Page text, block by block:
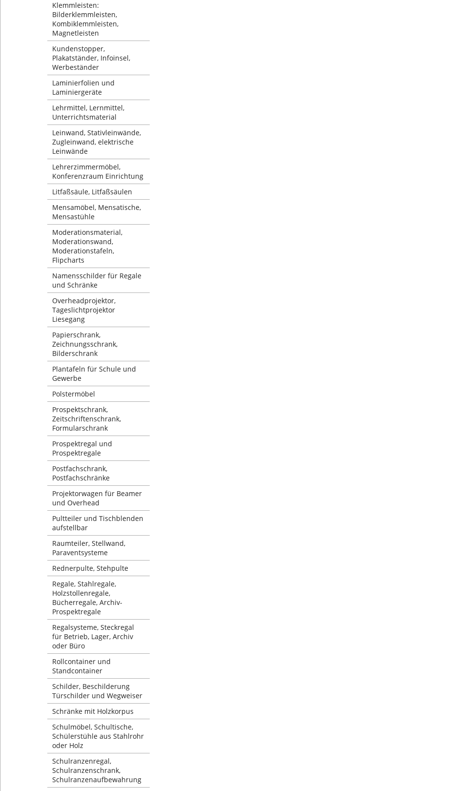
Klemmleisten:
Bilderklemmleisten,
Kombiklemmleisten,
Magnetleisten
Kundenstopper,
Plakatständer, Infoinsel,
Werbeständer
Laminierfolien und
Laminiergeräte
Lehrmittel, Lernmittel,
Unterrichtsmaterial
Leinwand, Stativleinwände,
Zugleinwand, elektrische
Leinwände
Lehrerzimmermöbel,
Konferenzraum Einrichtung
Litfaßsäule, Litfaßsäulen
Mensamöbel, Mensatische,
Mensastühle
Moderationsmaterial,
Moderationswand,
Moderationstafeln,
Flipcharts
Namensschilder für Regale
und Schränke
Overheadprojektor,
Tageslichtprojektor
Liesegang
Papierschrank,
Zeichnungsschrank,
Bilderschrank
Plantafeln für Schule und
Gewerbe
Polstermöbel
Prospektschrank,
Zeitschriftenschrank,
Formularschrank
Prospektregal und
Prospektregale
Postfachschrank,
Postfachschränke
Projektorwagen für Beamer
und Overhead
Pultteiler und Tischblenden
aufstellbar
Raumteiler, Stellwand,
Paraventsysteme
Rednerpulte, Stehpulte
Regale, Stahlregale,
Holzstollenregale,
Bücherregale, Archiv-
Prospektregale
Regalsysteme, Steckregal
für Betrieb, Lager, Archiv
oder Büro
Rollcontainer und
Standcontainer
Schilder, Beschilderung
Türschilder und Wegweiser
Schränke mit Holzkorpus
Schulmöbel, Schultische,
Schülerstühle aus Stahlrohr
oder Holz
Schulranzenregal,
Schulranzenschrank,
Schulranzenaufbewahrung